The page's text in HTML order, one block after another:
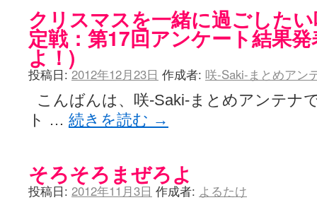
クリスマスを一緒に過ごした
定戦：第17回アンケート結果
よ！)
投稿日: 2012年12月23日 作成者: 咲-Saki-まとめアン
こんばんは、咲-Saki-まとめアンテナ
ト … 続きを読む →
そろそろまぜろよ
投稿日: 2012年11月3日 作成者: よるたけ